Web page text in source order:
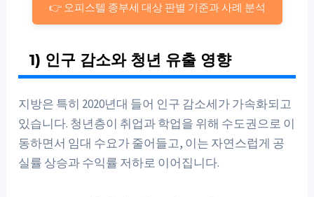
👉 오피스텔 종부세 대상 판별 기준과 사례 분석
1) 인구 감소와 청년 유출 영향
지방은 특히 2020년대 들어 인구 감소세가 가속화되고
있습니다. 청년층이 취업과 학업을 위해 수도권으로 이
동하면서 임대 수요가 줄어들고, 이는 자연스럽게 공
실률 상승과 수익률 저하로 이어집니다.